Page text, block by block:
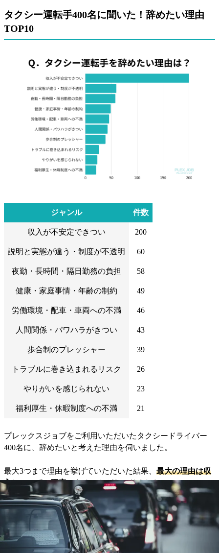
タクシー運転手400名に聞いた！辞めたい理由
TOP10
ジャンル 件数
収入が不安定できつい 200
説明と実態が違う・制度が不透明 60
夜勤・長時間・隔日勤務の負担 58
健康・家庭事情・年齢の制約 49
労働環境・配車・車両への不満 46
人間関係・パワハラがきつい 43
歩合制のプレッシャー 39
トラブルに巻き込まれるリスク 26
やりがいを感じられない 23
福利厚生・休暇制度への不満 21
プレックスジョブをご利用いただいたタクシードライバー
400名に、辞めたいと考えた理由を伺いました。
最大3つまで理由を挙げていただいた結果、 最大の理由は収
入についての不安であることがわかりました。
タクシーは想定年収と実際の年収に違いが出やす
い